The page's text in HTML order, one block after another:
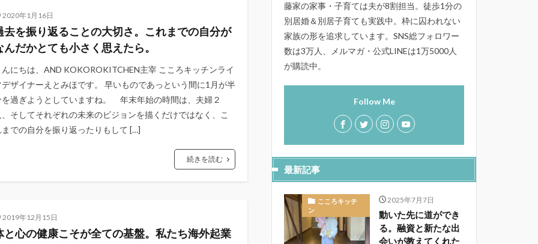
2020年1月16日
去を振り返ることの大切さ。これまでの自分が
んだかとても小さく思えたら。
んにちは、AND KOKOROKITCHEN主宰 こころキッチンライ
デザイナーえとみほです。 早いものであっという間に1月が半
を過ぎようとしていますね。 年末年始の時間は、夫婦２
、そしてそれぞれの未来のビジョンを描くだけではなく、こ
までの自分を振り返ったりもして […]
続きを読む
2019年12月15日
と心の健康こそが全ての基盤。私たち海外起業
藤家の家事・子育ては夫が8割担当。徒歩1分の
別居婚＆別居子育ても実践中。枠に囚われない
家族の形を追求しています。SNS総フォロワー
数は3万人、メルマガ・公式LINEは1万5000人
が購読中。
Follow Me
最新記事
こころキッチ
ン
2025年7月7日
動いた先に道ができ
る。融資と新たな出
会いが教えてくれた